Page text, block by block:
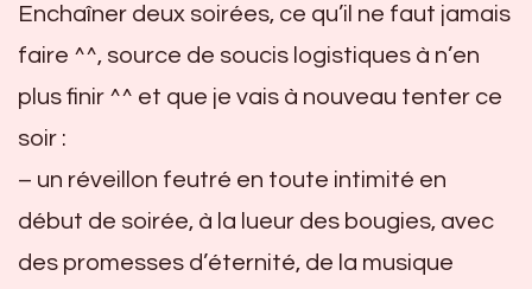
Enchaîner deux soirées, ce qu’il ne faut jamais
faire ^^, source de soucis logistiques à n’en
plus finir ^^ et que je vais à nouveau tenter ce
soir :
– un réveillon feutré en toute intimité en
début de soirée, à la lueur des bougies, avec
des promesses d’éternité, de la musique